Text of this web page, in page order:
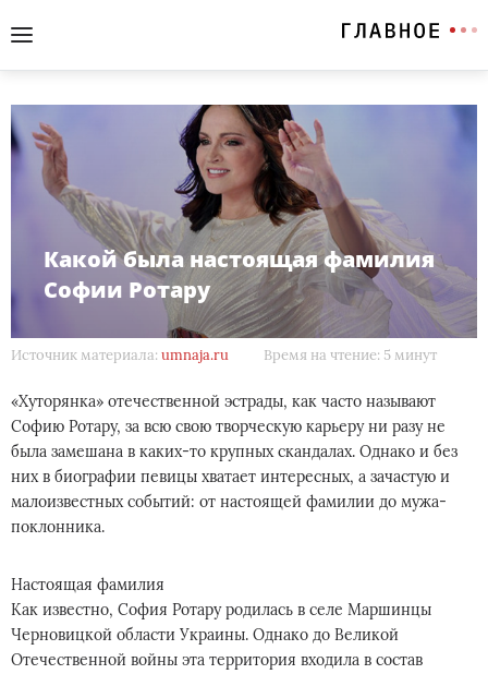
Какой была настоящая фамилия
Софии Ротару
Источник материала: umnaja.ru Время на чтение: 5 минут
«Хуторянка» отечественной эстрады, как часто называют
Софию Ротару, за всю свою творческую карьеру ни разу не
была замешана в каких-то крупных скандалах. Однако и без
них в биографии певицы хватает интересных, а зачастую и
малоизвестных событий: от настоящей фамилии до мужа-
поклонника.
Настоящая фамилия
Как известно, София Ротару родилась в селе Маршинцы
Черновицкой области Украины. Однако до Великой
Отечественной войны эта территория входила в состав